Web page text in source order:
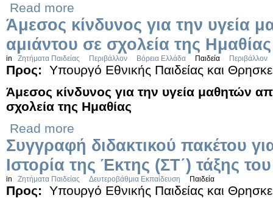
Read more
Άμεσος κίνδυνος για την υγεία
αμιάντου σε σχολεία της Ημαθίας
in Ζητήματα Παιδείας Περιβάλλον Βόρεια Ελλάδα Παιδεία Περιβάλλον
Προς:
Υπουργό Εθνικής Παιδείας και
Άμεσος κίνδυνος για την υγεία μαθητών
σχολεία της Ημαθίας
Read more
Συγγραφή διδακτικού πακέτου
Ιστορία της Έκτης (ΣΤ΄) τάξης
in Ζητήματα Παιδείας Δευτεροβάθμια Εκπαίδευση Παιδεία
Προς:
Υπουργό Εθνικής Παιδείας και